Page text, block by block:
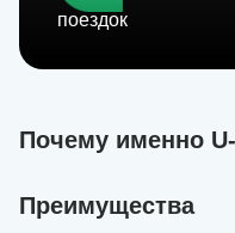
поездок
Почему именно
Преимущества